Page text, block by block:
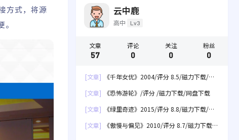
方式，将源
云中鹿
高中 Lv3
文章
57
评论
0
关注
0
粉丝
0
[文章]
《千年女优》2004/评分 8.5/磁力下载/网
[文章]
《恐怖游轮》/评分 /磁力下载/网盘下载
[文章]
《绿里奇迹》2015/评分 8.8/磁力下载/网
[文章]
《傲慢与偏见》2010/评分 8.7/磁力下载/